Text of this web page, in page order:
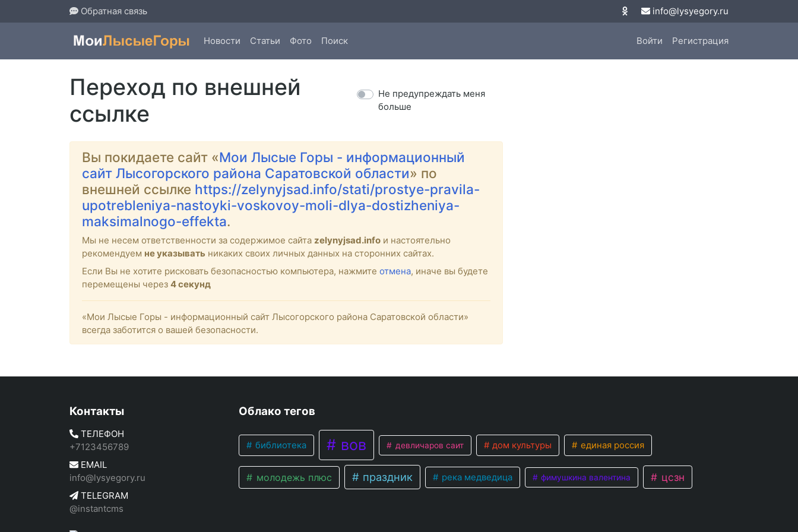
Обратная связь info@lysyegory.ru
Новости Статьи Фото Поиск Войти Регистрация
Переход по внешней
ссылке
Не предупреждать меня
больше
Вы покидаете сайт «Мои Лысые Горы - информационный
сайт Лысогорского района Саратовской области» по
внешней ссылке https://zelynyjsad.info/stati/prostye-pravila-
upotrebleniya-nastoyki-voskovoy-moli-dlya-dostizheniya-
maksimalnogo-effekta.
Мы не несем ответственности за содержимое сайта zelynyjsad.info и настоятельно
рекомендуем не указывать никаких своих личных данных на сторонних сайтах.
Если Вы не хотите рисковать безопасностью компьютера, нажмите отмена, иначе вы будете
перемещены через 4секунд
«Мои Лысые Горы - информационный сайт Лысогорского района Саратовской области»
всегда заботится о вашей безопасности.
Контакты
ТЕЛЕФОН
+7123456789
EMAIL
info@lysyegory.ru
TELEGRAM
@instantcms
Облако тегов
библиотека вов девличаров саит дом культуры единая россия
молодежь плюс праздник река медведица фимушкина валентина цсзн